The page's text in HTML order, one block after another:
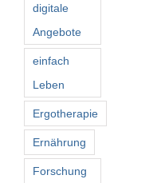
digitale
Angebote
einfach
Leben
Ergotherapie
Ernährung
Forschung